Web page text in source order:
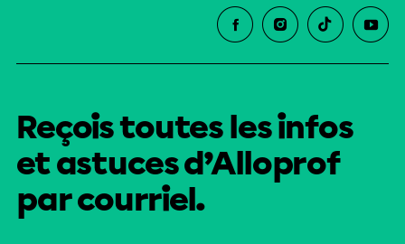
Reçois toutes les infos
et astuces d’Alloprof
par courriel.